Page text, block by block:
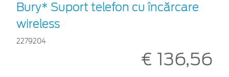
Bury* Suport telefon cu încărcare
wireless
2279204
€ 136,56